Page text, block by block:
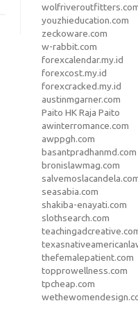
youzhieducation.com
zeckoware.com
w-rabbit.com
forexcalendar.my.id
forexcost.my.id
forexcracked.my.id
austinmgarner.com
Paito HK Raja Paito
awinterromance.com
awppgh.com
basantpradhanmd.com
bronislawmag.com
seasabia.com
shakiba-enayati.com
slothsearch.com
thefemalepatient.com
topprowellness.com
tpcheap.com